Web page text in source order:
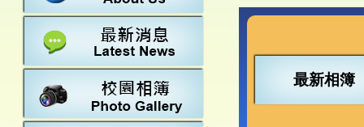
行政架構
學校設施
常識
22-23得獎
20-21得獎